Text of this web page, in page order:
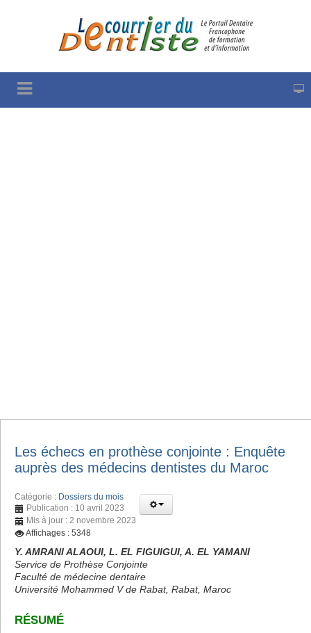
Les échecs en prothèse conjointe : Enquête
auprès des médecins dentistes du Maroc
Catégorie : Dossiers du mois
Publication : 10 avril 2023
Mis à jour : 2 novembre 2023
Affichages : 5348
Y. AMRANI ALAOUI, L. EL FIGUIGUI, A. EL YAMANI
Service de Prothèse Conjointe
Faculté de médecine dentaire
Université Mohammed V de Rabat, Rabat, Maroc
RÉSUMÉ